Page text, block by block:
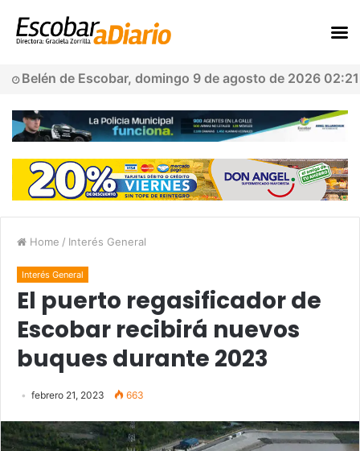
Belén de Escobar, domingo 9 de agosto de 2026 02:21
Home / Interés General
Interés General
El puerto regasificador de
Escobar recibirá nuevos
buques durante 2023
febrero 21, 2023 663